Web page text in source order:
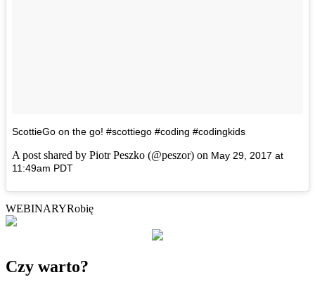
ScottieGo on the go! #scottiego #coding #codingkids
A post shared by Piotr Peszko (@peszor) on May 29, 2017 at
11:49am PDT
WEBINARYRobię
Czy warto?